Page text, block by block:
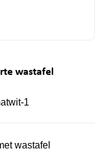
wastafel
1
wastafel